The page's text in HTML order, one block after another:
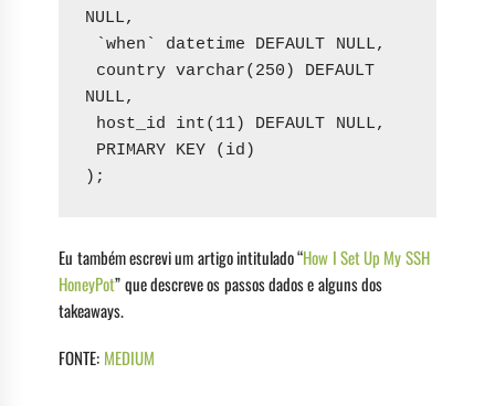
NULL,
`when` datetime DEFAULT NULL,
NULL,
host_id int(11) DEFAULT NULL,
PRIMARY KEY (id)
);
Eu também escrevi um artigo intitulado “How I Set Up My SSH
HoneyPot” que descreve os passos dados e alguns dos
takeaways.
FONTE: MEDIUM